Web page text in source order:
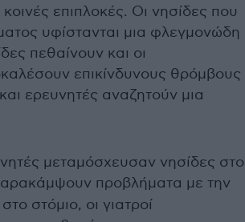
επιπλοκές. Οι νησίδες που
υφίστανται μια φλεγμονώδη
πεθαίνουν και οι
επικίνδυνους θρόμβους
ερευνητές αναζητούν μια
μεταμόσχευσαν νησίδες στο
προβλήματα με την
στόμιο, οι γιατροί